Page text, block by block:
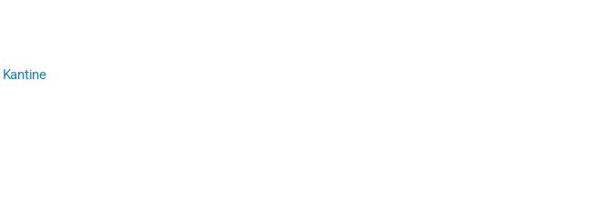
Kantine